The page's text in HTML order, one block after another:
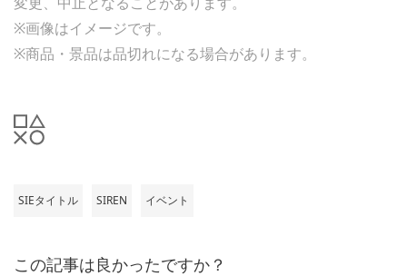
※画像はイメージです。
※商品・景品は品切れになる場合があります。
SIEタイトル SIREN イベント
この記事は良かったですか？